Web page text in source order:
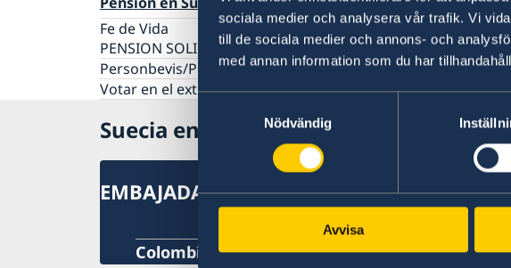
sociala medier och analysera vår trafik. Vi
till de sociala medier och annons- och
med annan information som du har
Samtyckesval
Nödvändig
Avvisa
Solicitud del primer pasaporte sueco para
menores de edad
Pasaporte provisional en Ecuador
Solicitud de número de coordinación sueco en
Ecuador
Fe de Vida
PENSION SOLICITUDES GENERALES
Personbevis/Population registration certificate
Votar en el extranjero
Última
Suecia en Ecuador
EMBAJADA DE SUECIA
Colombia, Bogotá